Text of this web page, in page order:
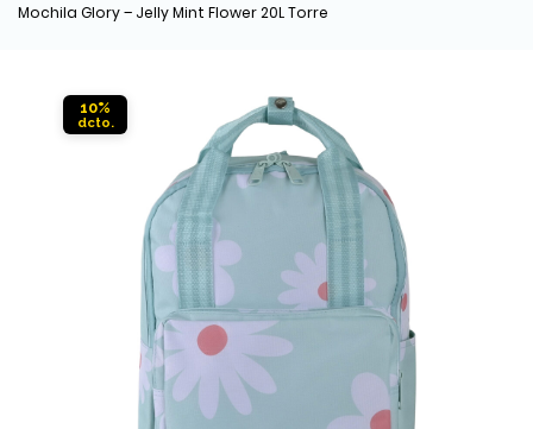
Mochila Glory – Jelly Mint Flower 20L Torre
10%